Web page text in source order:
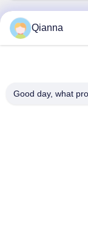
No 793 rue
Qianna
Good day, what